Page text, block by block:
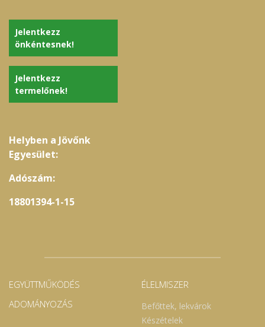
Jelentkezz
önkéntesnek!
Jelentkezz
termelőnek!
Helyben a Jövőnk
Egyesület:
Adószám:
18801394-1-15
EGYÜTTMŰKÖDÉS
ADOMÁNYOZÁS
ÉLELMISZER
Befőttek, lekvárok
Készételek